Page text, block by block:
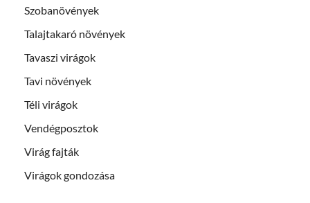
Szobanövények
Talajtakaró növények
Tavaszi virágok
Tavi növények
Téli virágok
Vendégposztok
Virág fajták
Virágok gondozása